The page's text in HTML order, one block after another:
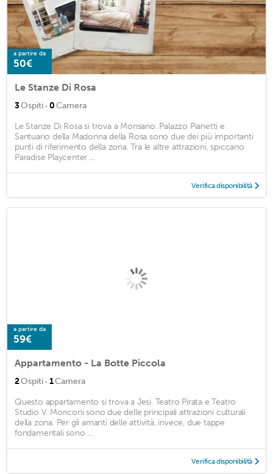
a partire da
50€
Le Stanze Di Rosa
3Ospiti · 0Camera
Le Stanze Di Rosa si trova a Monsano. Palazzo Pianetti e
Santuario della Madonna della Rosa sono due dei più importanti
punti di riferimento della zona. Tra le altre attrazioni, spiccano
Paradise Playcenter ...
Verifica disponibilità
a partire da
59€
Appartamento - La Botte Piccola
2Ospiti · 1Camera
Questo appartamento si trova a Jesi. Teatro Pirata e Teatro
Studio V. Moriconi sono due delle principali attrazioni culturali
della zona. Per gli amanti delle attività, invece, due tappe
fondamentali sono ...
Verifica disponibilità